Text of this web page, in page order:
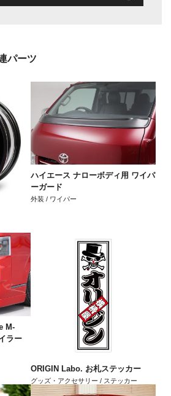
パーツ
ハイエース ナローボディ用 ワイパ
ーガード
外装 / ワイパー
M-
ラー
ORIGIN Labo. お札ステッカー
グッズ・アクセサリー / ステッカー